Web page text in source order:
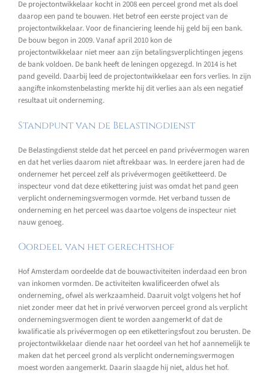
De projectontwikkelaar kocht in 2008 een perceel grond met als doel
daarop een pand te bouwen. Het betrof een eerste project van de
projectontwikkelaar. Voor de financiering leende hij geld bij een bank.
De bouw begon in 2009. Vanaf april 2010 kon de
projectontwikkelaar niet meer aan zijn betalingsverplichtingen jegens
de bank voldoen. De bank heeft de leningen opgezegd. In 2014 is het
pand geveild. Daarbij leed de projectontwikkelaar een fors verlies. In zijn
aangifte inkomstenbelasting merkte hij dit verlies aan als een negatief
resultaat uit onderneming.
Standpunt van de Belastingdienst
De Belastingdienst stelde dat het perceel en pand privévermogen waren
en dat het verlies daarom niet aftrekbaar was. In eerdere jaren had de
ondernemer het perceel zelf als privévermogen geëtiketteerd. De
inspecteur vond dat deze etikettering juist was omdat het pand geen
verplicht ondernemingsvermogen vormde. Het verband tussen de
onderneming en het perceel was daartoe volgens de inspecteur niet
nauw genoeg.
Oordeel van het gerechtshof
Hof Amsterdam oordeelde dat de bouwactiviteiten inderdaad een bron
van inkomen vormden. De activiteiten kwalificeerden ofwel als
onderneming, ofwel als werkzaamheid. Daaruit volgt volgens het hof
niet zonder meer dat het in privé verworven perceel grond als verplicht
ondernemingsvermogen dient te worden aangemerkt of dat de
kwalificatie als privévermogen op een etiketteringsfout zou berusten. De
projectontwikkelaar diende naar het oordeel van het hof aannemelijk te
maken dat het perceel grond als verplicht ondernemingsvermogen
moest worden aangemerkt. Daarin slaagde hij niet, aldus het hof.